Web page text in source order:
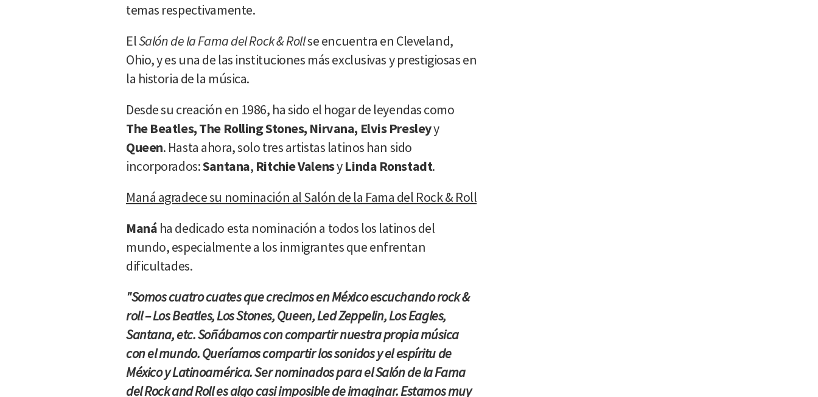
temas respectivamente.
ElSalón de la Fama del Rock & Rollse encuentra en Cleveland,
Ohio, y es una de las instituciones más exclusivas y prestigiosas en
la historia de la música.
Desde su creación en 1986, ha sido el hogar de leyendas como
The Beatles, The Rolling Stones, Nirvana, Elvis Presleyy
Queen. Hasta ahora, solo tres artistas latinos han sido
incorporados:Santana, Ritchie ValensyLinda Ronstadt.
Maná agradece su nominación al Salón de la Fama del Rock & Roll
Maná ha dedicado esta nominación a todos los latinos del
mundo, especialmente a los inmigrantes que enfrentan
dificultades.
"Somos cuatro cuates que crecimos en México escuchando rock &
roll – Los Beatles, Los Stones, Queen, Led Zeppelin, Los Eagles,
Santana, etc. Soñábamos con compartir nuestra propia música
con el mundo. Queríamos compartir los sonidos y el espíritu de
México y Latinoamérica. Ser nominados para el Salón de la Fama
del Rock and Roll es algo casi imposible de imaginar. Estamos muy